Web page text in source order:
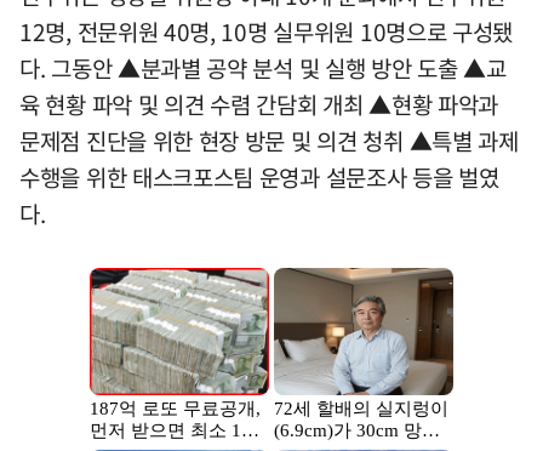
12명, 전문위원 40명, 10명 실무위원 10명으로 구성됐
다. 그동안 ▲분과별 공약 분석 및 실행 방안 도출 ▲교
육 현황 파악 및 의견 수렴 간담회 개최 ▲현황 파악과
문제점 진단을 위한 현장 방문 및 의견 청취 ▲특별 과제
수행을 위한 태스크포스팀 운영과 설문조사 등을 벌였
다.